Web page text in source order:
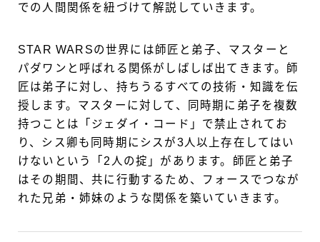
での人間関係を紐づけて解説していきます。
STAR WARSの世界には師匠と弟子、マスターと
パダワンと呼ばれる関係がしばしば出てきます。師
匠は弟子に対し、持ちうるすべての技術・知識を伝
授します。マスターに対して、同時期に弟子を複数
持つことは「ジェダイ・コード」で禁止されてお
り、シス卿も同時期にシスが3人以上存在してはい
けないという「2人の掟」があります。師匠と弟子
はその期間、共に行動するため、フォースでつなが
れた兄弟・姉妹のような関係を築いていきます。